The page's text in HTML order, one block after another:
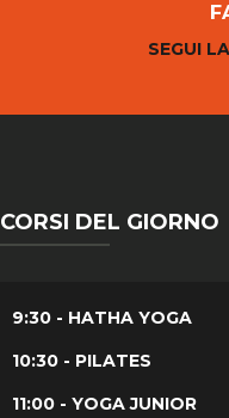
SEGUI
CORSI DEL GIORNO
9:30 - HATHA YOGA
10:30 - PILATES
11:00 - YOGA JUNIOR